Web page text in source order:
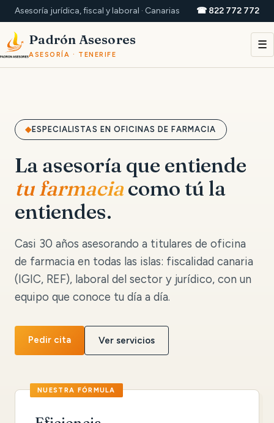
Asesoría jurídica, fiscal y laboral · Canarias ☎ 822 772 772
Padrón Asesores
ASESORÍA · TENERIFE
☰
ESPECIALISTAS EN OFICINAS DE FARMACIA
La asesoría que entiende
tu farmaciacomo tú la
entiendes.
Casi 30 años asesorando a titulares de oficina
de farmacia en todas las islas: fiscalidad canaria
(IGIC, REF), laboral del sector y jurídico, con un
equipo que conoce tu día a día.
Pedir cita Ver servicios